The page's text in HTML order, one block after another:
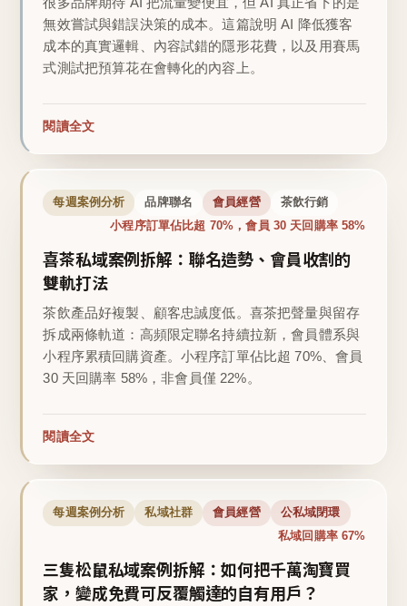
無效嘗試與錯誤決策的成本。這篇說明 AI 降低獲客
成本的真實邏輯、內容試錯的隱形花費，以及用賽馬
式測試把預算花在會轉化的內容上。
閱讀全文
每週案例分析 品牌聯名 會員經營 茶飲行銷
小程序訂單佔比超 70%，會員 30 天回購率 58%
喜茶私域案例拆解：聯名造勢、會員收割的
雙軌打法
茶飲產品好複製、顧客忠誠度低。喜茶把聲量與留存
拆成兩條軌道：高頻限定聯名持續拉新，會員體系與
小程序累積回購資產。小程序訂單佔比超 70%、會員
30 天回購率 58%，非會員僅 22%。
閱讀全文
每週案例分析 私域社群 會員經營 公私域閉環
私域回購率 67%
三隻松鼠私域案例拆解：如何把千萬淘寶買
家，變成免費可反覆觸達的自有用戶？